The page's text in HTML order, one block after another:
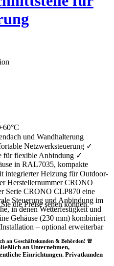
und Wandhalterung
Netzwerksteuerung ✓
für flexible Anbindung ✓
in RAL7035, kompakte
integrierter Heizung für Outdoor-
Herstellernummer CRONO
Serie CRONO CLP870 eine
Steuerung und Anbindung im
in denen Wetterfestigkeit und
Gehäuse (230 mm) kombiniert
– optional erweiterbar
die Preise sehen können.
an Geschäftskunden & Behörden! 🚨
an Unternehmen,
Einrichtungen. Privatkunden